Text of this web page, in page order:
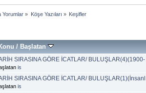
Yorumlar » Köşe Yazıları » Keşifler
/Başlatan
SIRASINA GÖRE İCATLAR/
is
SIRASINA GÖRE İCATLAR/
is